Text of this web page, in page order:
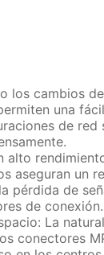
Deja un
llamaremos
los cambios
una
de red
alto
aseguran un
pérdida de
de conexión.
La
conectores